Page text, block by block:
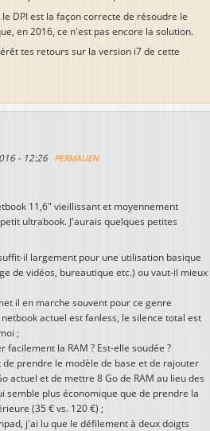
DPI est la façon correcte de résoudre le
en 2016, ce n'est pas encore la solution.
tes retours sur la version i7 de cette
- 12:26 PERMALIEN
11,6" vieillissant et moyennement
ultrabook. J'aurais quelques petites
il largement pour une utilisation basique
de vidéos, bureautique etc.) ou vaut-il mieux
il en marche souvent pour ce genre
actuel est fanless, le silence total est
;
facilement la RAM ? Est-elle soudée ?
de prendre le modèle de base et de rajouter
actuel et de mettre 8 Go de RAM au lieu des
semble plus économique que de prendre la
(35 € vs. 120 €) ;
j'ai lu que le défilement à deux doigts